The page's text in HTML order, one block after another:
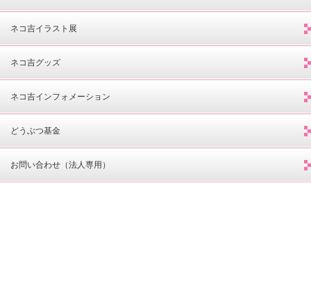
ネコ吉イラスト展
ネコ吉グッズ
ネコ吉インフォメーション
どうぶつ基金
お問い合わせ（法人専用）